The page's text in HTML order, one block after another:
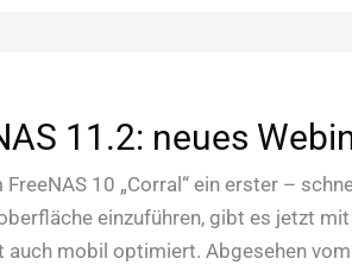
11.2: neues
FreeNAS 10 „Corral“ ein erster –
einzuführen, gibt es jetzt
auch mobil optimiert. Abgesehen